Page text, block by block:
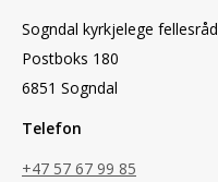
Sogndal kyrkjelege fellesråd
Postboks 180
6851 Sogndal
Telefon
+47 57 67 99 85